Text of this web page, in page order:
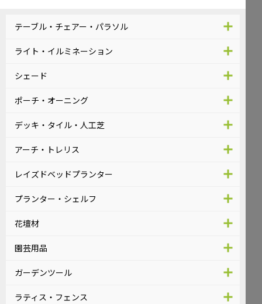
テーブル・チェアー・パラソル
ライト・イルミネーション
シェード
ポーチ・オーニング
デッキ・タイル・人工芝
アーチ・トレリス
レイズドベッドプランター
プランター・シェルフ
花壇材
園芸用品
ガーデンツール
ラティス・フェンス